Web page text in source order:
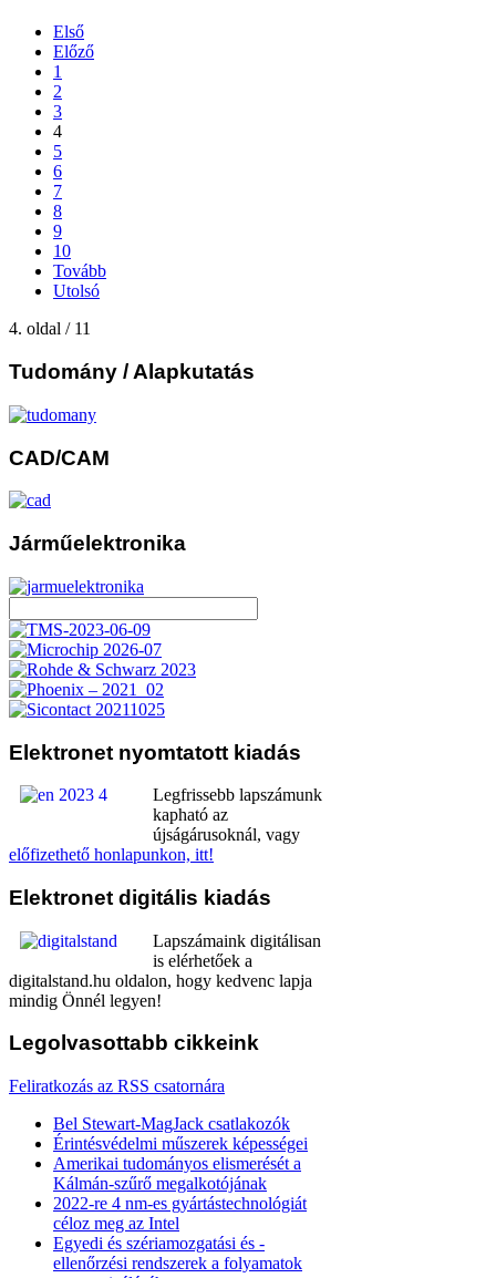
Első
Előző
1
2
3
4
5
6
7
8
9
10
Tovább
Utolsó
4. oldal / 11
Tudomány / Alapkutatás
CAD/CAM
Járműelektronika
Elektronet nyomtatott kiadás
Legfrissebb lapszámunk
kapható az
újságárusoknál, vagy
előfizethető honlapunkon, itt!
Elektronet digitális kiadás
Lapszámaink digitálisan
is elérhetőek a
digitalstand.hu oldalon, hogy kedvenc lapja
mindig Önnél legyen!
Legolvasottabb cikkeink
Feliratkozás az RSS csatornára
Bel Stewart-MagJack csatlakozók
Érintésvédelmi műszerek képességei
Amerikai tudományos elismerését a
Kálmán-szűrő megalkotójának
2022-re 4 nm-es gyártástechnológiát
céloz meg az Intel
Egyedi és szériamozgatási és -
ellenőrzési rendszerek a folyamatok